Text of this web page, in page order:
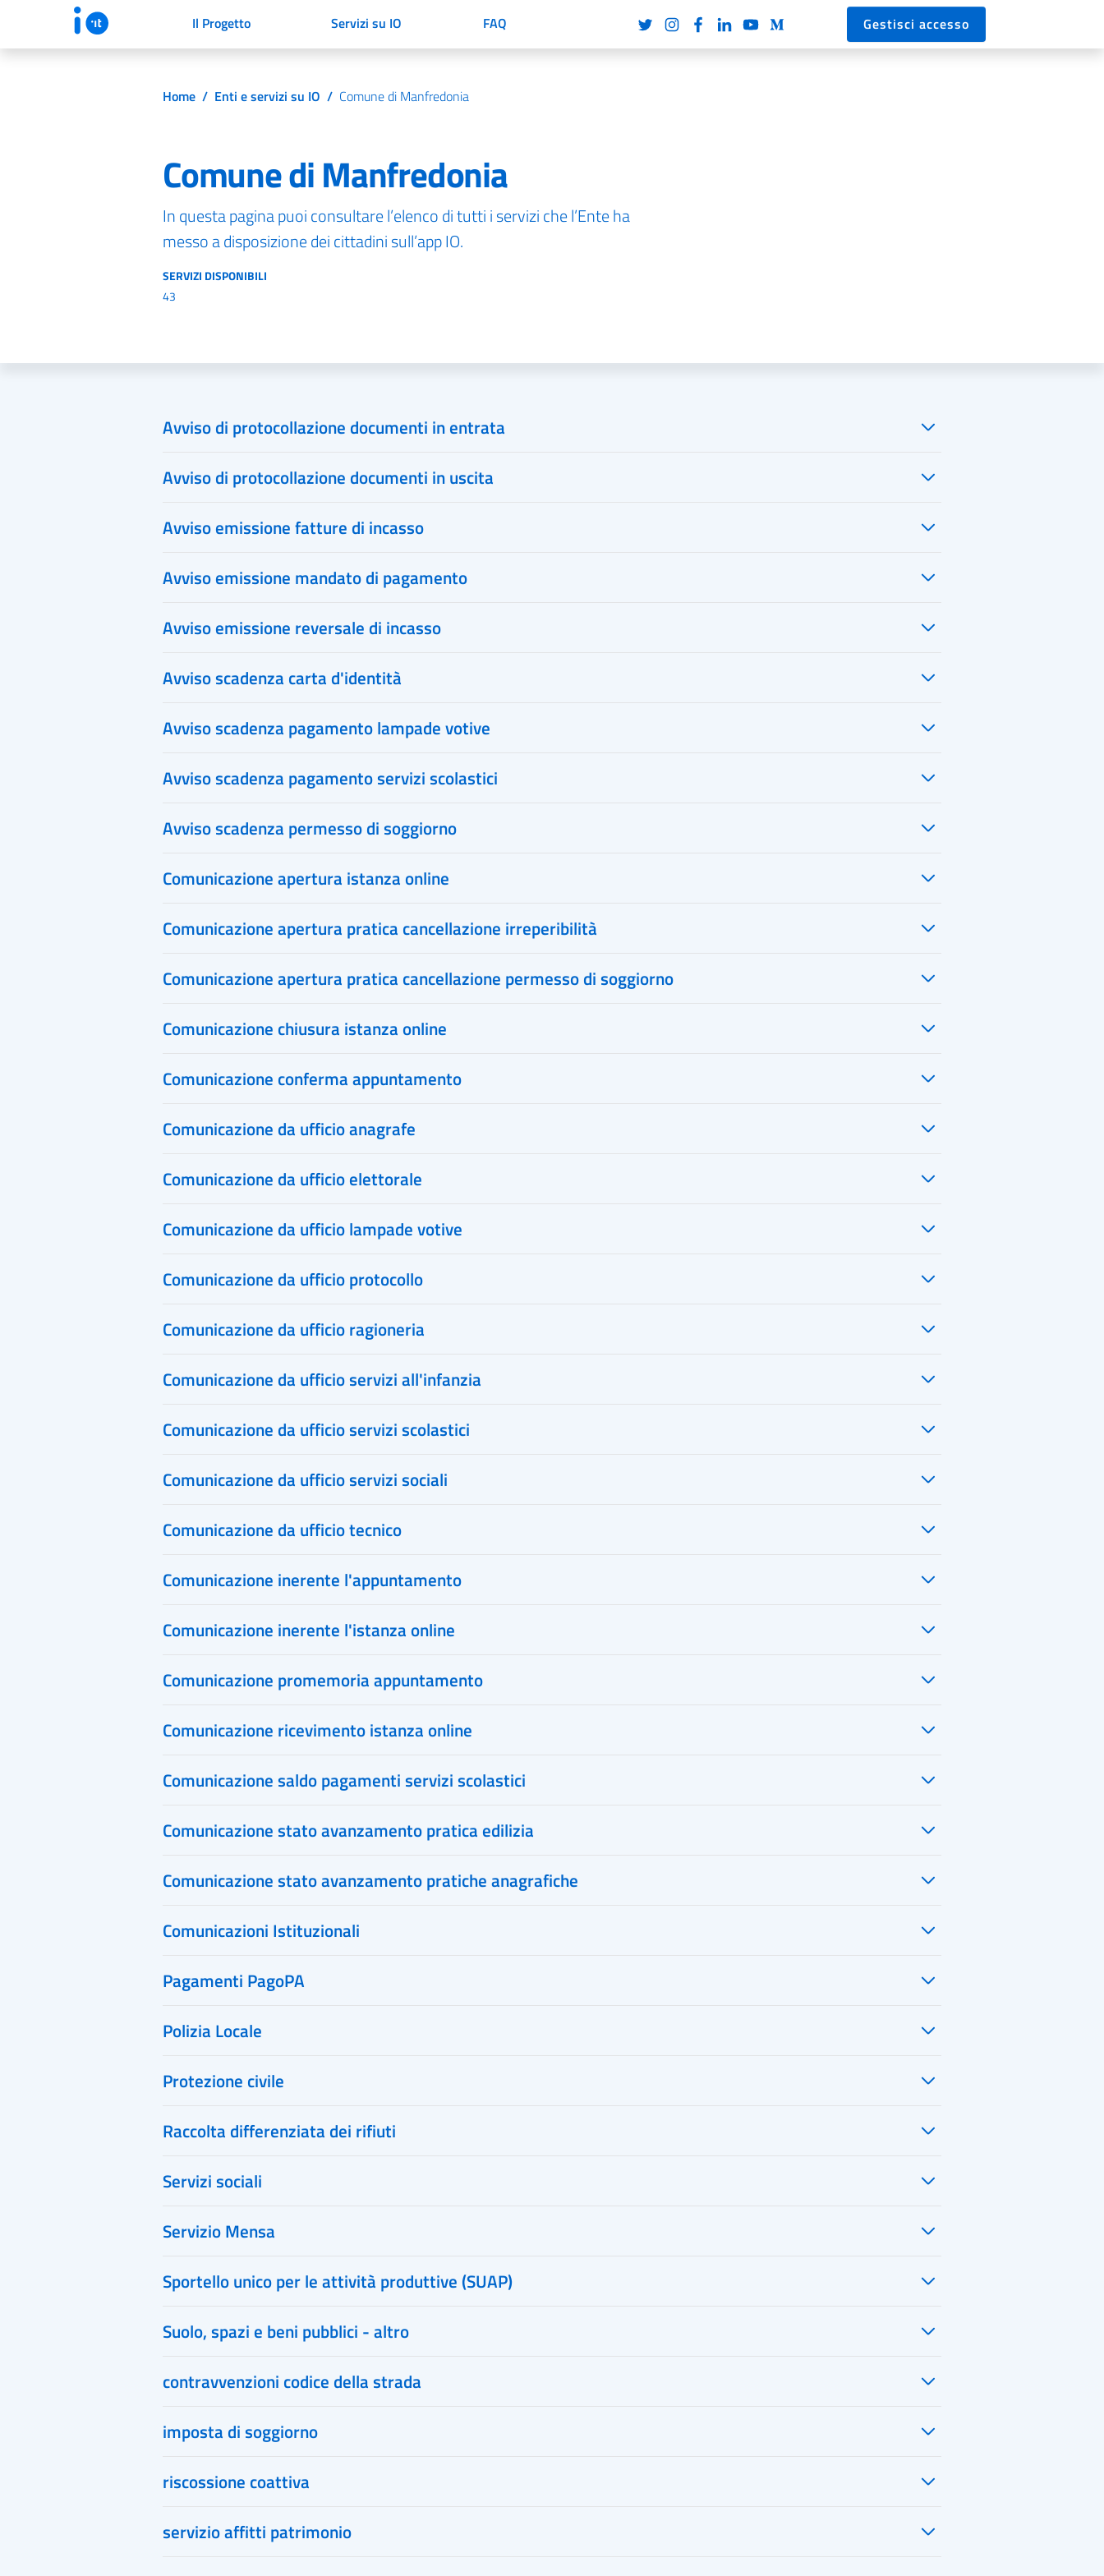
Il Progetto Servizi su IO FAQ Gestisci accesso
Home / Enti e servizi su IO / Comune di Manfredonia
Comune di Manfredonia
In questa pagina puoi consultare l’elenco di tutti i servizi che l’Ente ha
messo a disposizione dei cittadini sull’app IO.
SERVIZI DISPONIBILI
43
Avviso di protocollazione documenti in entrata
Avviso di protocollazione documenti in uscita
Avviso emissione fatture di incasso
Avviso emissione mandato di pagamento
Avviso emissione reversale di incasso
Avviso scadenza carta d'identità
Avviso scadenza pagamento lampade votive
Avviso scadenza pagamento servizi scolastici
Avviso scadenza permesso di soggiorno
Comunicazione apertura istanza online
Comunicazione apertura pratica cancellazione irreperibilità
Comunicazione apertura pratica cancellazione permesso di soggiorno
Comunicazione chiusura istanza online
Comunicazione conferma appuntamento
Comunicazione da ufficio anagrafe
Comunicazione da ufficio elettorale
Comunicazione da ufficio lampade votive
Comunicazione da ufficio protocollo
Comunicazione da ufficio ragioneria
Comunicazione da ufficio servizi all'infanzia
Comunicazione da ufficio servizi scolastici
Comunicazione da ufficio servizi sociali
Comunicazione da ufficio tecnico
Comunicazione inerente l'appuntamento
Comunicazione inerente l'istanza online
Comunicazione promemoria appuntamento
Comunicazione ricevimento istanza online
Comunicazione saldo pagamenti servizi scolastici
Comunicazione stato avanzamento pratica edilizia
Comunicazione stato avanzamento pratiche anagrafiche
Comunicazioni Istituzionali
Pagamenti PagoPA
Polizia Locale
Protezione civile
Raccolta differenziata dei rifiuti
Servizi sociali
Servizio Mensa
Sportello unico per le attività produttive (SUAP)
Suolo, spazi e beni pubblici - altro
contravvenzioni codice della strada
imposta di soggiorno
riscossione coattiva
servizio affitti patrimonio